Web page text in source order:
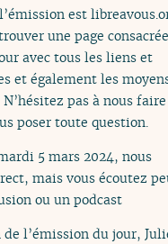
est
une page
avec tous les liens et
et également les
pas à nous
poser toute question.
5 mars 2024, nous
mais vous écoutez
ou un podcast
l’émission du jour,